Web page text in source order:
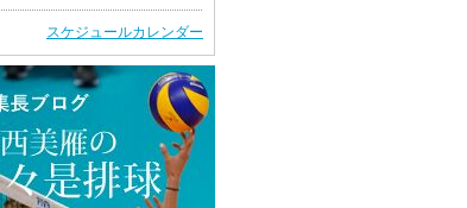
スケジュールカレンダー